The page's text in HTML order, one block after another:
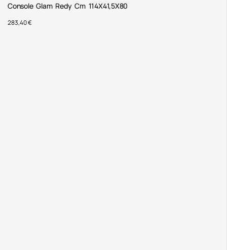
Console Glam Redy Cm 114X41,5X80
283,40€